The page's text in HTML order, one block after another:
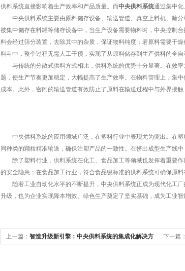
供料系统直接影响着生产效率和产品质量。而中央供料系统通过集中化
中央供料系统主要由原料储存设备、输送管道、真空上料机、筛分
被集中储存在料罐等储存设备中，当生产设备需要物料时，中央控制
料会经过筛分装置，去除其中的杂质，保证物料纯度；若原料需要干
料斗中，整个过程无需人工干预，实现了从原料储存到生产供料的全自
与传统的分散式供料方式相比，供料系统的优势十分显著。在效率
题，使生产节奏更加稳定，大幅提高了生产效率。在物料管理上，集
成本。此外，密闭的输送管道有效防止了原料在输送过程中与外界接
中央供料系统的应用领域广泛，在塑料行业中表现尤为突出。在塑
同种类的颗粒精准输送，确保注塑产品的一致性。在挤出成型生产线
除了塑料行业，供料系统在化工、食品加工等领域也发挥着重要作
的安全隐患；在食品加工行业，符合食品级标准的供料系统可确保原
随着工业自动化水平的不断提升，中央供料系统正成为现代化工厂
升级，也为企业实现降本增效、绿色生产奠定了坚实基础，成为工业智
上一篇： 智造升级新引擎：中央供料系统的集成化解决方 下一篇：